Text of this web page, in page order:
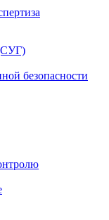
безопасности